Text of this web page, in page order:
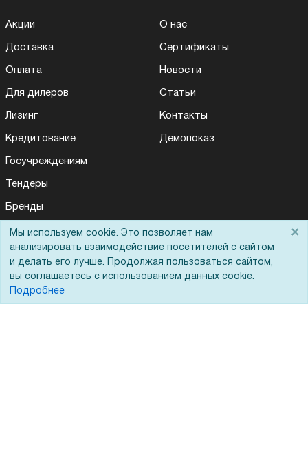
Акции
Доставка
Оплата
Для дилеров
Лизинг
Кредитование
Госучреждениям
Тендеры
Бренды
ЭДО
О нас
Сертификаты
Новости
Статьи
Контакты
Демопоказ
Помощь
Мы используем cookie. Это позволяет нам
анализировать взаимодействие посетителей с сайтом
и делать его лучше. Продолжая пользоваться сайтом,
вы соглашаетесь с использованием данных cookie.
Подробнее
×